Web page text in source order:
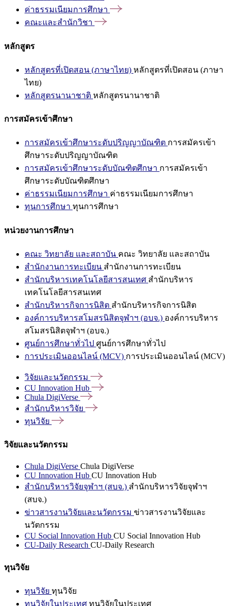
ค่าธรรมเนียมการศึกษา
คณะและสำนักวิชา
หลักสูตร
หลักสูตรที่เปิดสอน (ภาษาไทย) หลักสูตรที่เปิดสอน (ภาษา
ไทย)
หลักสูตรนานาชาติ หลักสูตรนานาชาติ
การสมัครเข้าศึกษา
การสมัครเข้าศึกษาระดับปริญญาบัณฑิต การสมัครเข้า
ศึกษาระดับปริญญาบัณฑิต
การสมัครเข้าศึกษาระดับบัณฑิตศึกษา การสมัครเข้า
ศึกษาระดับบัณฑิตศึกษา
ค่าธรรมเนียมการศึกษา ค่าธรรมเนียมการศึกษา
ทุนการศึกษา ทุนการศึกษา
หน่วยงานการศึกษา
คณะ วิทยาลัย และสถาบัน คณะ วิทยาลัย และสถาบัน
สำนักงานการทะเบียน สำนักงานการทะเบียน
สำนักบริหารเทคโนโลยีสารสนเทศ สำนักบริหาร
เทคโนโลยีสารสนเทศ
สำนักบริหารกิจการนิสิต สำนักบริหารกิจการนิสิต
องค์การบริหารสโมสรนิสิตจุฬาฯ (อบจ.) องค์การบริหาร
สโมสรนิสิตจุฬาฯ (อบจ.)
ศูนย์การศึกษาทั่วไป ศูนย์การศึกษาทั่วไป
การประเมินออนไลน์ (MCV) การประเมินออนไลน์ (MCV)
วิจัยและนวัตกรรม
CU Innovation Hub
Chula DigiVerse
สำนักบริหารวิจัย
ทุนวิจัย
วิจัยและนวัตกรรม
Chula DigiVerse Chula DigiVerse
CU Innovation Hub CU Innovation Hub
สำนักบริหารวิจัยจุฬาฯ (สบจ.) สำนักบริหารวิจัยจุฬาฯ
(สบจ.)
ข่าวสารงานวิจัยและนวัตกรรม ข่าวสารงานวิจัยและ
นวัตกรรม
CU Social Innovation Hub CU Social Innovation Hub
CU-Daily Research CU-Daily Research
ทุนวิจัย
ทุนวิจัย ทุนวิจัย
ทุนวิจัยในประเทศ ทุนวิจัยในประเทศ